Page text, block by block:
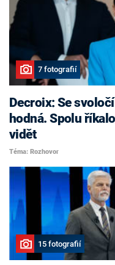
7 fotografií
Decroix: Se
hodná. Spolu
vidět
Téma: Rozhovor
15 fotografií